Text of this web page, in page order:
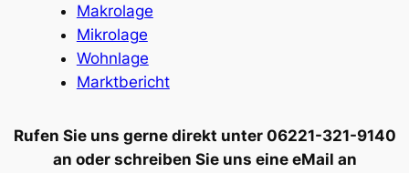
Makrolage
Mikrolage
Wohnlage
Marktbericht
Rufen Sie uns gerne direkt unter 06221-321-9140
an oder schreiben Sie uns eine eMail an